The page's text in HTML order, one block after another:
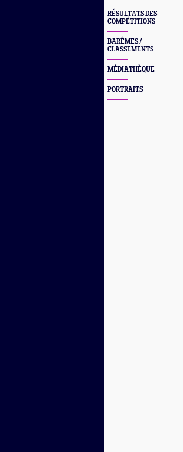
RÉSULTATS DES
COMPÉTITIONS
BARÊMES /
CLASSEMENTS
MÉDIATHÈQUE
PORTRAITS